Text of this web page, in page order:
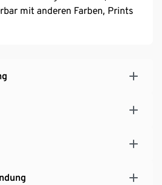
mit anderen Farben, Prints